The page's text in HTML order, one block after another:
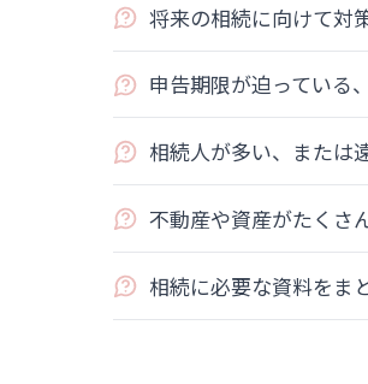
将来の相続に向けて対
申告期限が迫っている
相続人が多い、または
不動産や資産がたくさ
相続に必要な資料をま